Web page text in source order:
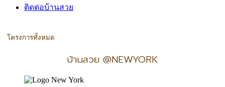
ติดต่อบ้านสวย
โครงการทั้งหมด
บ้านสวย @NEWYORK